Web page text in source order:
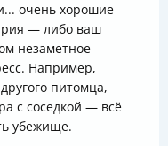
очень хорошие
— либо ваш
незаметное
Например,
питомца,
с соседкой — всё
убежище.